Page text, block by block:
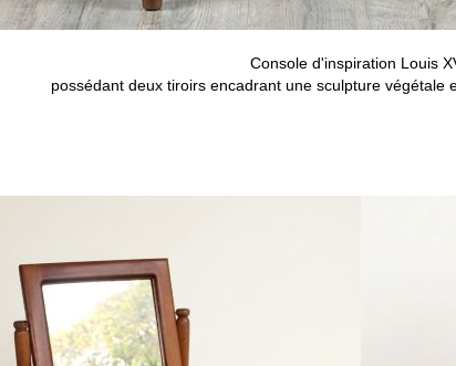
Console d'inspiration Louis
possédant deux tiroirs encadrant une sculpture végétale